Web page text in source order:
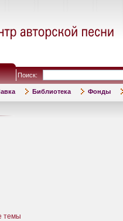
Поиск:
Библиотека Фонды
темы